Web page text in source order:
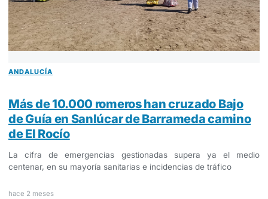
ANDALUCÍA
Más de 10.000 romeros han cruzado Bajo
de Guía en Sanlúcar de Barrameda camino
de El Rocío
La cifra de emergencias gestionadas supera ya el medio
centenar, en su mayoría sanitarias e incidencias de tráfico
hace 2 meses